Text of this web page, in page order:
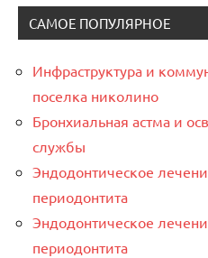
САМОЕ ПОПУЛЯРНОЕ
Инфраструктура и
поселка николино
Бронхиальная астма и
службы
Эндодонтическое
периодонтита
Эндодонтическое
периодонтита